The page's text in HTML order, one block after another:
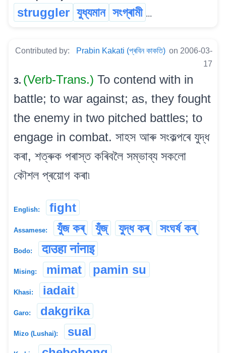
struggler যুধ্যমান সংগ্ৰামী ...
Contributed by: Prabin Kakati (প্ৰবিন কাকতি) on 2006-03-
17
3. (Verb-Trans.) To contend with in
battle; to war against; as, they fought
the enemy in two pitched battles; to
engage in combat. সাহস আৰু সংকল্পৰে যুদ্ধ
কৰা, শত্ৰুক পৰাস্ত কৰিবলৈ সম্ভাব্য সকলো
কৌশল প্ৰয়োগ কৰা৷
English: fight
Assamese: যুঁজ কৰ্ যুঁজ্ যুদ্ধ কৰ্ সংঘৰ্ষ কৰ্
Bodo: दाउहा नांनाइ
Mising: mimat pamin su
Khasi: iadait
Garo: dakgrika
Mizo (Lushai): sual